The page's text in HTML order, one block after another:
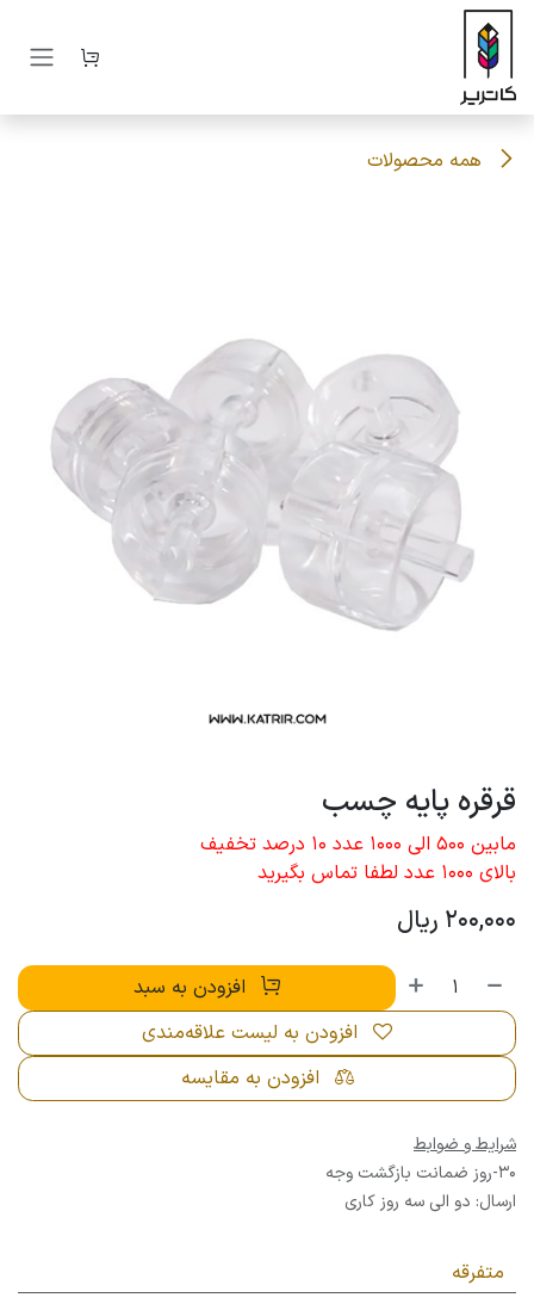
صرف نظر و مشاهده محتوا
همه محصولات
قرقره پایه چسب
مابین 500 الی 1000 عدد 10 درصد تخفیف
بالای 1000 عدد لطفا تماس بگیرید
200,000 ریال
افزودن به سبد
افزودن به مقایسه
افزودن به لیست علاقه‌مندی
شرایط و ضوابط
30-روز ضمانت بازگشت وجه
ارسال: دو الی سه روز کاری
متفرقه